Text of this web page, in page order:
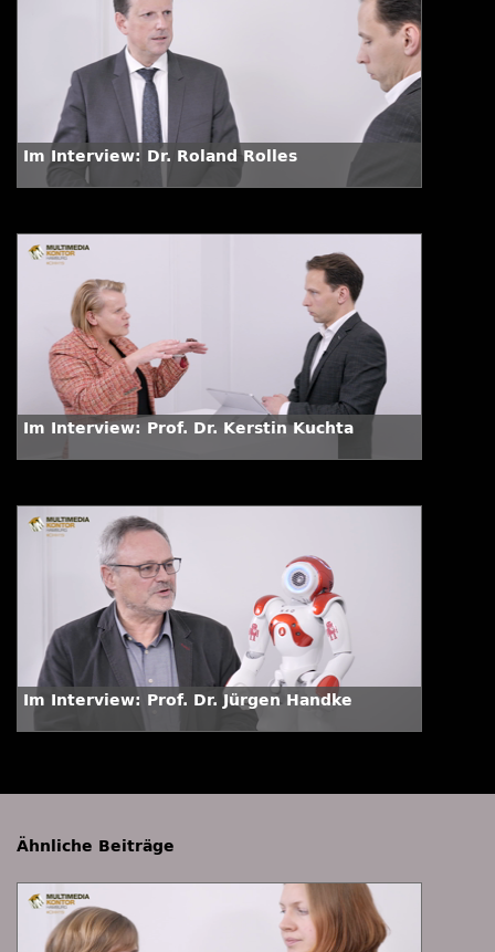
Im Interview: Dr. Roland Rolles
Im Interview: Prof. Dr. Kerstin Kuchta
Im Interview: Prof. Dr. Jürgen Handke
Ähnliche Beiträge